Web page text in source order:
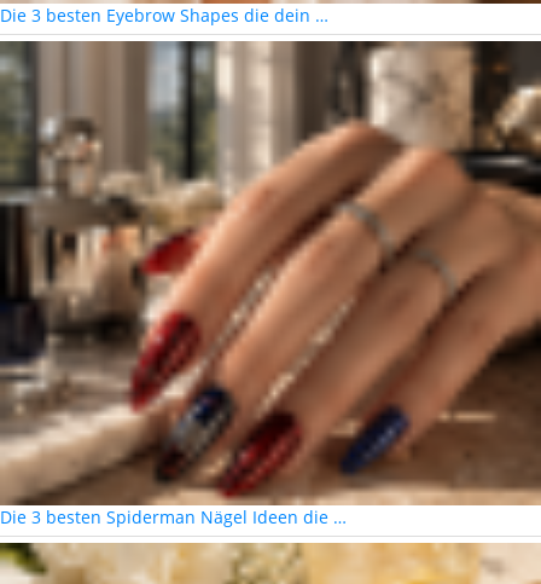
Die 3 besten Eyebrow Shapes die dein …
Die 3 besten Spiderman Nägel Ideen die …